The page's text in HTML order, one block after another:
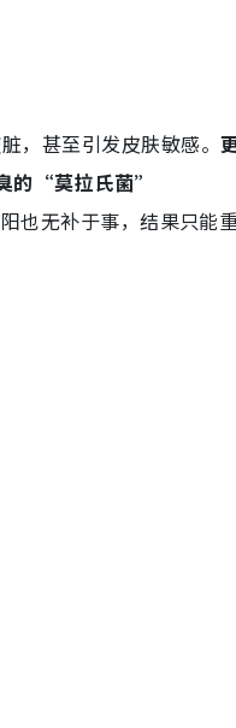
，甚至引发皮肤敏感。
的“莫拉氏菌”
也无补于事，结果只能